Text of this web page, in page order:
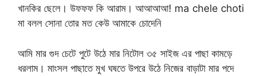
খানকির ছেলে। উফফফ কি আরাম। আআআআ! ma chele choti
মা বলল সোনা তোর মত কেউ আমাকে চোদেনি
আমি মার গুদ চেটে পুটে উঠে মার নিটোল ৩৫ সাইজ এর পাছা কামড়ে
ধরলাম। মাংসল পাছাতে মুখ ঘষতে উপরে উঠে নিজের বাড়াটা মার পদে